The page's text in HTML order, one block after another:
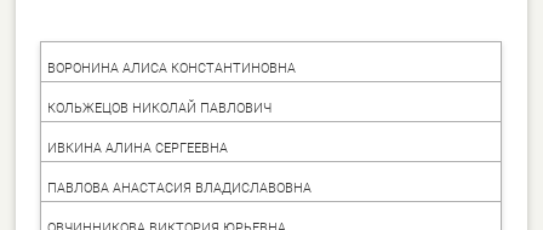
ВОРОНИНА АЛИСА КОНСТАНТИНОВНА
КОЛЬЖЕЦОВ НИКОЛАЙ ПАВЛОВИЧ
ИВКИНА АЛИНА СЕРГЕЕВНА
ПАВЛОВА АНАСТАСИЯ ВЛАДИСЛАВОВНА